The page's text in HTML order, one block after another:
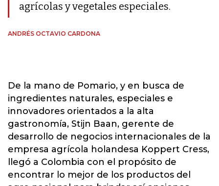
agrícolas y vegetales especiales.
ANDRÉS OCTAVIO CARDONA
De la mano de Pomario, y en busca de
ingredientes naturales, especiales e
innovadores orientados a la alta
gastronomía, Stijn Baan, gerente de
desarrollo de negocios internacionales de la
empresa agrícola holandesa Koppert Cress,
llegó a Colombia con el propósito de
encontrar lo mejor de los productos del